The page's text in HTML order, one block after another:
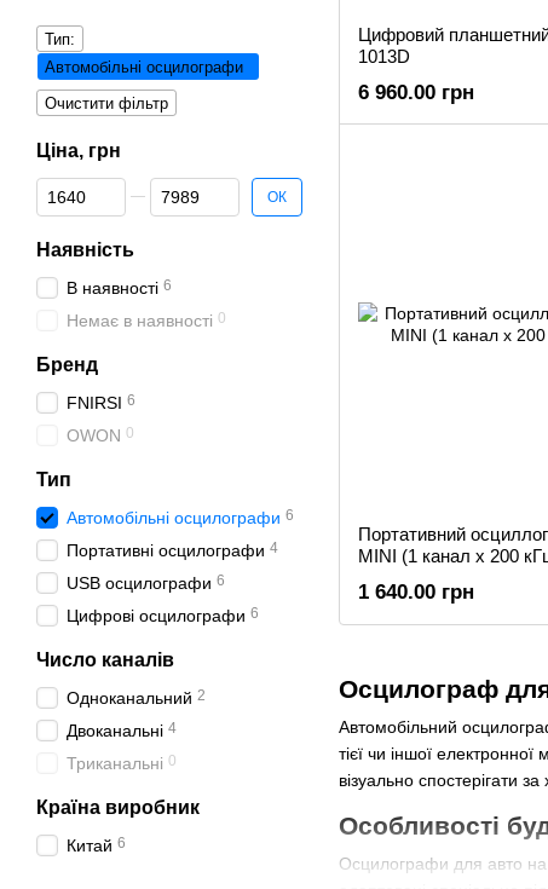
Осцилограф
Автомобільний
тієї чи іншої
візуально спостерігати
Особливості
Осцилографи для авто на
Цифровий
1013D
6 960.00 грн
Портативний
MINI (1 канал х 200
1 640.00 грн
Тип:
Автомобільні осцилографи
Очистити фільтр
Ціна, грн
Від Ціна, грн
До Ціна, грн ОК
Наявність
В наявності 6
Немає в наявності 0
Бренд
FNIRSI 6
OWON 0
Тип
Автомобільні осцилографи 6
Портативні осцилографи 4
USB осцилографи 6
Цифрові осцилографи 6
Число каналів
Одноканальний 2
Двоканальні 4
Триканальні 0
Країна виробник
Китай 6